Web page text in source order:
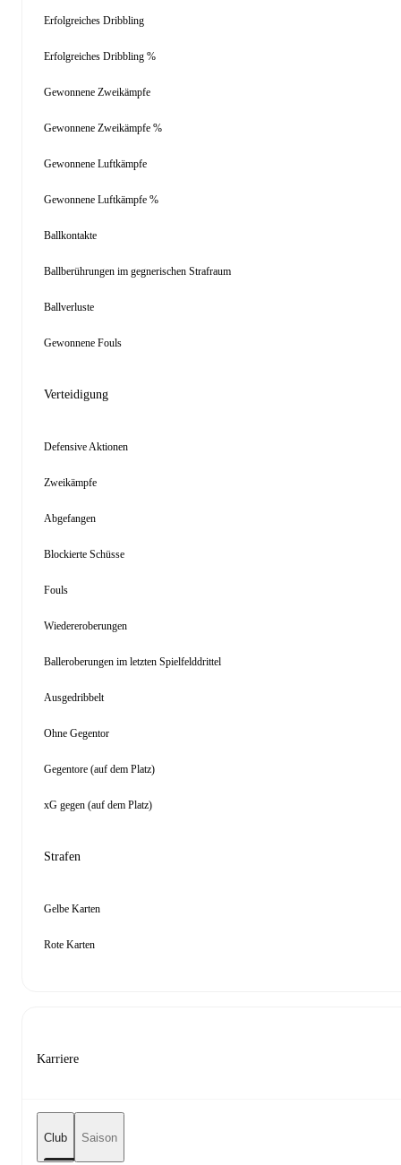
Erfolgreiches Dribbling
Erfolgreiches Dribbling %
Gewonnene Zweikämpfe
Gewonnene Zweikämpfe %
Gewonnene Luftkämpfe
Gewonnene Luftkämpfe %
Ballkontakte
Ballberührungen im gegnerischen Strafraum
Ballverluste
Gewonnene Fouls
Verteidigung
Defensive Aktionen
Zweikämpfe
Abgefangen
Blockierte Schüsse
Fouls
Wiedereroberungen
Balleroberungen im letzten Spielfelddrittel
Ausgedribbelt
Ohne Gegentor
Gegentore (auf dem Platz)
xG gegen (auf dem Platz)
Strafen
Gelbe Karten
Rote Karten
Karriere
Club Saison